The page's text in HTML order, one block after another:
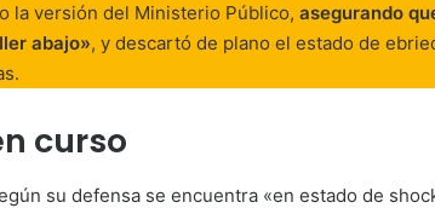
la versión del Ministerio Público, asegurando
abajo», y descartó de plano el estado de
curso
su defensa se encuentra «en estado de